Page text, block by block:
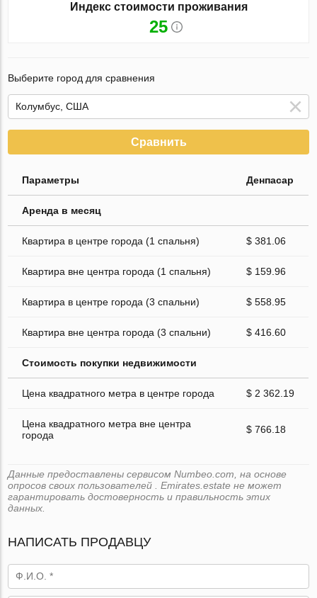
Индекс стоимости проживания
25
Выберите город для сравнения
Сравнить
Параметры Денпасар
Аренда в месяц
Квартира в центре города (1 спальня) $ 381.06
Квартира вне центра города (1 спальня) $ 159.96
Квартира в центре города (3 спальни) $ 558.95
Квартира вне центра города (3 спальни) $ 416.60
Стоимость покупки недвижимости
Цена квадратного метра в центре города $ 2 362.19
Цена квадратного метра вне центра
города
$ 766.18
Данные предоставлены сервисом Numbeo.com, на основе
опросов своих пользователей . Emirates.estate не может
гарантировать достоверность и правильность этих
данных.
НАПИСАТЬ ПРОДАВЦУ